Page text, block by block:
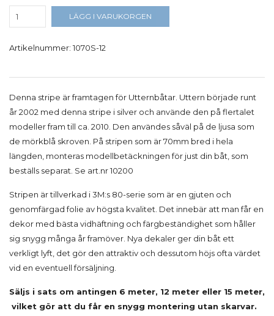
LÄGG I VARUKORGEN
Artikelnummer: 1070S-12
Denna stripe är framtagen för Utternbåtar. Uttern började runt
år 2002 med denna stripe i silver och använde den på flertalet
modeller fram till ca. 2010. Den användes såväl på de ljusa som
de mörkblå skroven. På stripen som är 70mm bred i hela
längden, monteras modellbetäckningen för just din båt, som
beställs separat. Se art.nr 10200
Stripen är tillverkad i 3M:s 80-serie som är en gjuten och
genomfärgad folie av högsta kvalitet. Det innebär att man får en
dekor med bästa vidhäftning och färgbeständighet som håller
sig snygg många år framöver. Nya dekaler ger din båt ett
verkligt lyft, det gör den attraktiv och dessutom höjs ofta värdet
vid en eventuell försäljning.
Säljs i sats om antingen 6 meter, 12 meter eller 15 meter,
vilket gör att du får en snygg montering utan skarvar.